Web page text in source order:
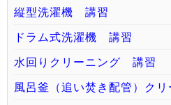
縦型洗濯機 講習
ドラム式洗濯機 講習
水回りクリーニング 講習
風呂釜（追い焚き配管）ク